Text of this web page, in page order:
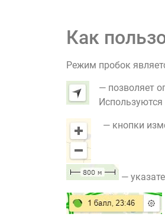
Как
Режим пробок
— позволяет
— кнопки
—